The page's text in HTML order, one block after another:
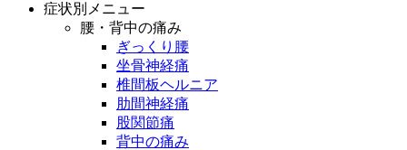
症状別メニュー
腰・背中の痛み
ぎっくり腰
坐骨神経痛
椎間板ヘルニア
肋間神経痛
股関節痛
背中の痛み